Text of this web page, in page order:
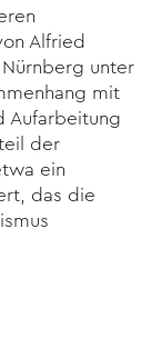
Alfried
unter
mit
Aufarbeitung
der
ein
das die